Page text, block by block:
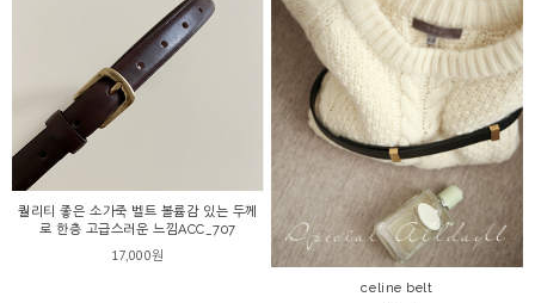
퀄리티 좋은 소가죽 벨트 볼륨감 있는 두께
로 한층 고급스러운 느낌ACC_707
17,000원
celine belt